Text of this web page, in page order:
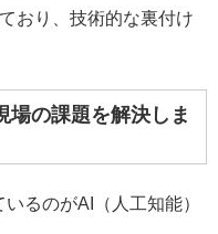
おり、技術的な裏付け
の課題を解決しま
るのがAI（人工知能）